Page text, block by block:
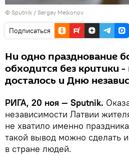
© Sputnik / Sergey Melkonov
Подписаться
Ни одно празднование
обходится без критики -
досталось и Дню
РИГА, 20 ноя — Sputnik.
независимости Латвии
не хватило именно
такой вывод можно сделать
в стране людей.